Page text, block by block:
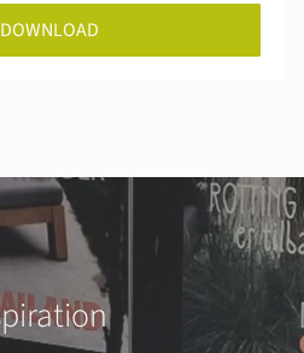
DOWNLOAD